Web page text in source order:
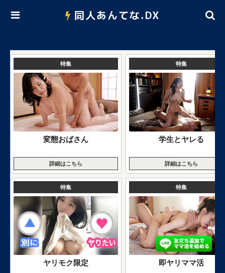
同人あんてな.DX
特集
変態おばさん
詳細はこちら
特集
ヤリモク限定
特集
学生とヤレる
詳細はこちら
特集
即ヤリママ活